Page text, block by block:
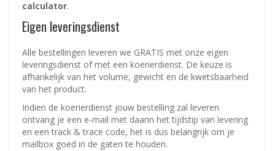
calculator.
Eigen leveringsdienst
Alle bestellingen leveren we GRATIS met onze eigen
leveringsdienst of met een koerierdienst. De keuze is
afhankelijk van het volume, gewicht en de kwetsbaarheid
van het product.
Indien de koerierdienst jouw bestelling zal leveren
ontvang je een e-mail met daarin het tijdstip van levering
en een track & trace code, het is dus belangrijk om je
mailbox goed in de gaten te houden.